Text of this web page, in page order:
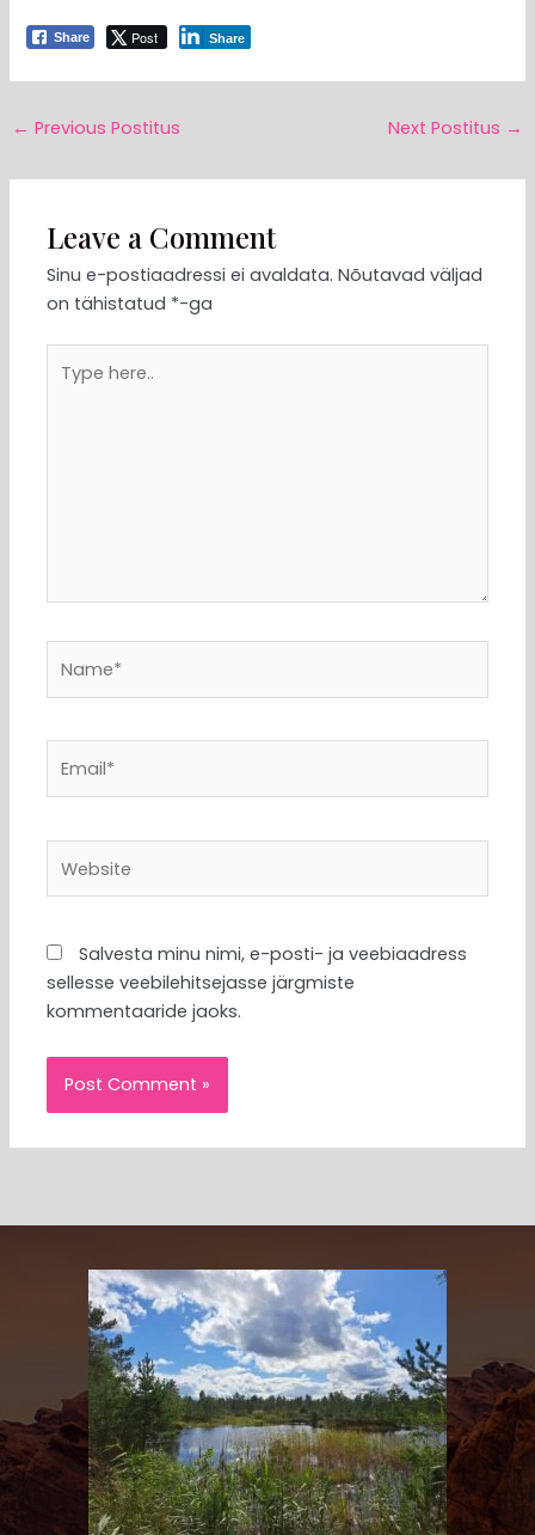
Share Post Share
← Previous Postitus Next Postitus →
Leave a Comment
Sinu e-postiaadressi ei avaldata. Nõutavad väljad
on tähistatud *-ga
here..
Salvesta minu nimi, e-posti- ja veebiaadress
sellesse veebilehitsejasse järgmiste
kommentaaride jaoks.